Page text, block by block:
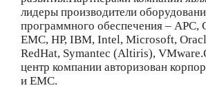
лидеры производители
программного обеспечения – APC,
EMC, HP, IBM, Intel, Microsoft,
RedHat, Symantec (Altiris),
центр компании авторизован
и ЕМС.